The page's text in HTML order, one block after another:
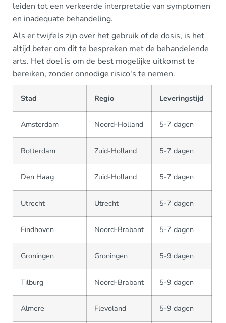
leiden tot een verkeerde interpretatie van symptomen
en inadequate behandeling.
Als er twijfels zijn over het gebruik of de dosis, is het
altijd beter om dit te bespreken met de behandelende
arts. Het doel is om de best mogelijke uitkomst te
bereiken, zonder onnodige risico's te nemen.
Stad Regio Leveringstijd
Amsterdam Noord-Holland 5-7 dagen
Rotterdam Zuid-Holland 5-7 dagen
Den Haag Zuid-Holland 5-7 dagen
Utrecht Utrecht 5-7 dagen
Eindhoven Noord-Brabant 5-7 dagen
Groningen Groningen 5-9 dagen
Tilburg Noord-Brabant 5-9 dagen
Almere Flevoland 5-9 dagen